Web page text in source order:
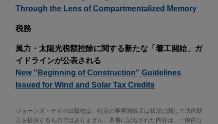
Through the Lens of Compartmentalized Memory
税務
風力・太陽光税額控除に関する新たな「着工開始」ガ
イドラインが公表される
New "Beginning of Construction" Guidelines
Issued for Wind and Solar Tax Credits
ジョーンズ・デイの出版物は、特定の事実関係又は状況に関して法的助
言を提供するものではありません。本書に記載された内容は、一般的な